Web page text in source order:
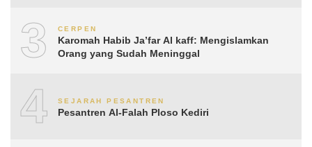
3 CERPEN
Karomah Habib Ja’far Al kaff: Mengislamkan
Orang yang Sudah Meninggal
4 SEJARAH PESANTREN
Pesantren Al-Falah Ploso Kediri